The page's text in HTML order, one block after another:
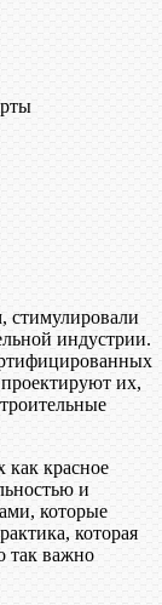
стимулировали
индустрии.
их,
красное
и
которые
которая
так важно